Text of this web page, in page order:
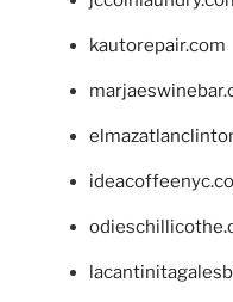
kautorepair.com